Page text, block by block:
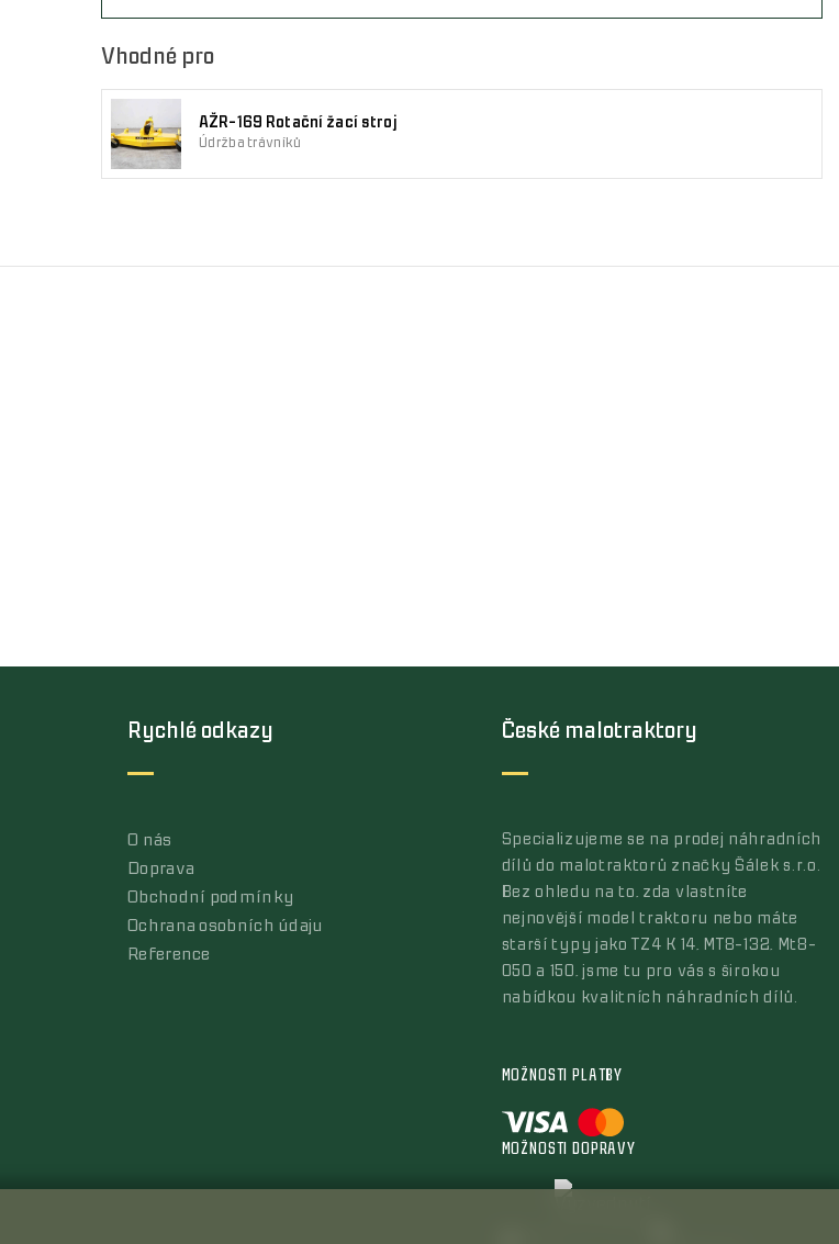
Vhodné pro
AŽR-169 Rotační žací stroj
Údržba trávníků
Rychlé odkazy
O nás
Doprava
Obchodní podmínky
Ochrana osobních údaju
Reference
České malotraktory
Specializujeme se na prodej náhradních
dílů do malotraktorů značky Šálek s.r.o.
Bez ohledu na to, zda vlastníte
nejnovější model traktoru nebo máte
starší typy jako TZ4 K 14, MT8-132, Mt8-
050 a 150, jsme tu pro vás s širokou
nabídkou kvalitních náhradních dílů.
MOŽNOSTI PLATBY
MOŽNOSTI DOPRAVY